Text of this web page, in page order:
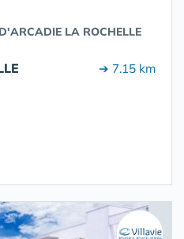
LA ROCHELLE
➔ 7.15 km